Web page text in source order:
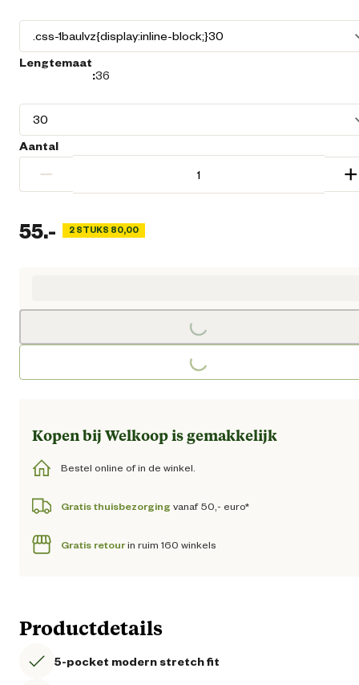
Lengtemaat
:36
Aantal
− +
55.- 2 STUKS 80,00
Loading...
Loading...
Kopen bij Welkoop is gemakkelijk
Bestel online of in de winkel.
Gratis thuisbezorging vanaf 50,- euro*
Gratis retourin ruim 160 winkels
Productdetails
5-pocket modern stretch fit